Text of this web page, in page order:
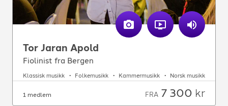
Tor Jaran Apold
Fiolinist fra Bergen
Klassisk musikk Folkemusikk Kammermusikk Norsk musikk
1 medlem FRA 7 300 kr